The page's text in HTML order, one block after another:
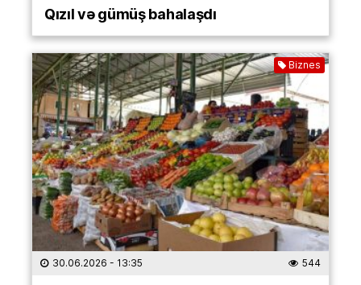
Qızıl və gümüş bahalaşdı
Biznes
30.06.2026 - 13:35 544